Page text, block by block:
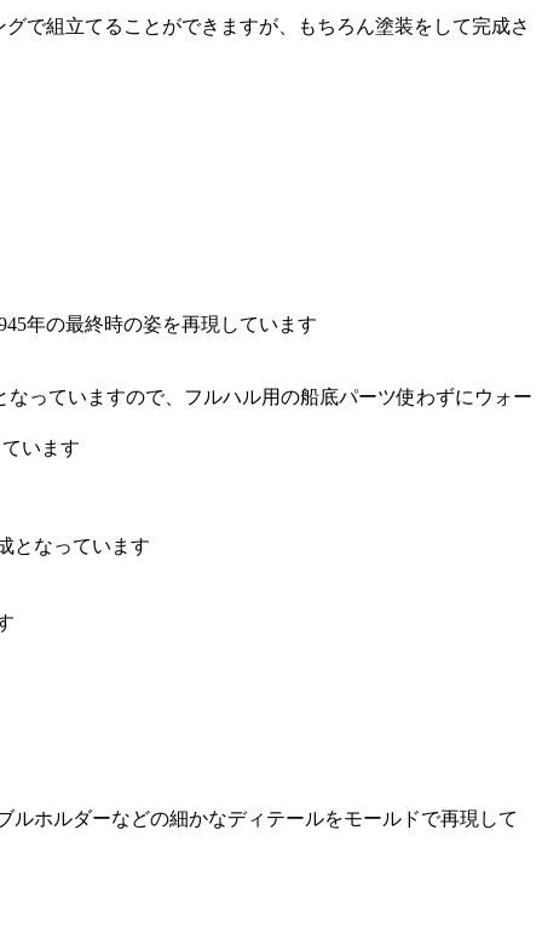
で組立てることができますが、もちろん塗装をして完成さ
年の最終時の姿を再現しています
っていますので、フルハル用の船底パーツ使わずにウォー
います
となっています
ホルダーなどの細かなディテールをモールドで再現して